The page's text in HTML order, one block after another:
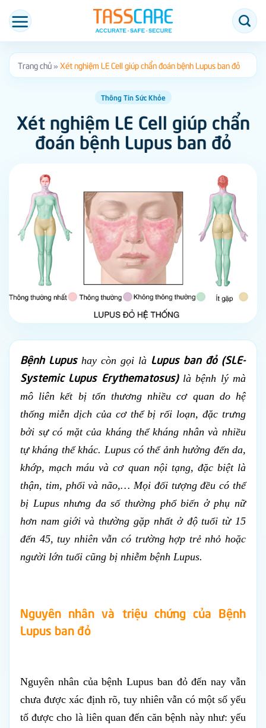
qua
dung
Trang chủ» Xét nghiệm LE Cell giúp chẩn đoán bệnh Lupus ban đỏ
Thông Tin Sức Khỏe
Xét nghiệm LE Cell giúp chẩn
đoán bệnh Lupus ban đỏ
Bệnh Lupushay còn gọi là Lupus ban đỏ (SLE-
Systemic Lupus Erythematosus)là bệnh lý mà
mô liên kết bị tổn thương nhiều cơ quan do hệ
thống miễn dịch của cơ thể bị rối loạn, đặc trưng
bởi sự có mặt của kháng thể kháng nhân và nhiều
tự kháng thể khác. Lupus có thể ảnh hưởng đến da,
khớp, mạch máu và cơ quan nội tạng, đặc biệt là
thận, tim, phổi và não,… Mọi đối tượng đều có thể
bị Lupus nhưng đa số thường phổ biến ở phụ nữ
hơn nam giới và thường gặp nhất ở độ tuổi từ 15
đến 45, tuy nhiên vẫn có trường hợp trẻ nhỏ hoặc
người lớn tuổi cũng bị nhiễm bệnh Lupus.
Nguyên nhân và triệu chứng của Bệnh
Lupus ban đỏ
Nguyên nhân của bệnh Lupus ban đỏ đến nay vẫn
chưa được xác định rõ, tuy nhiên vẫn có một số yếu
tố được cho là liên quan đến căn bệnh này như: yếu